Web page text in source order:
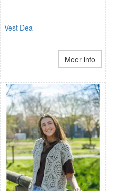
Vest Dea
Meer info